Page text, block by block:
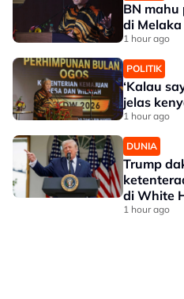
BN mahu
di Melaka
1 hour ago
POLITIK
‘Kalau
jelas
1 hour ago
DUNIA
Trump
di White
1 hour ago